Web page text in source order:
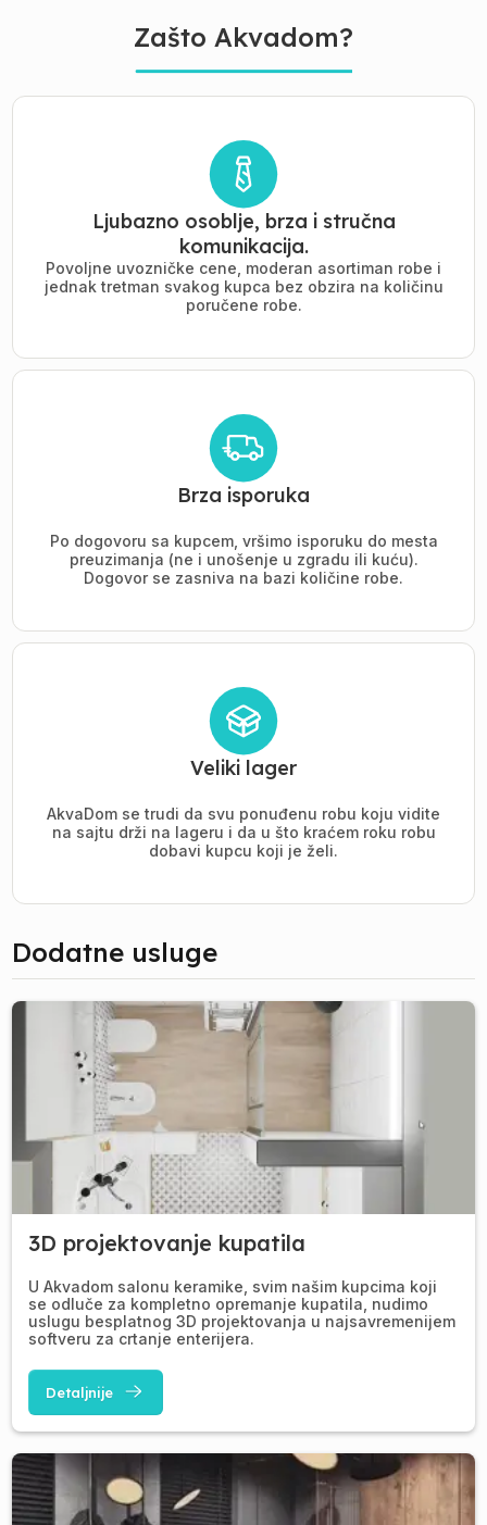
Zašto Akvadom?
Ljubazno osoblje, brza i stručna
komunikacija.
Povoljne uvozničke cene, moderan asortiman robe i
jednak tretman svakog kupca bez obzira na količinu
poručene robe.
Brza isporuka
Po dogovoru sa kupcem, vršimo isporuku do mesta
preuzimanja (ne i unošenje u zgradu ili kuću).
Dogovor se zasniva na bazi količine robe.
Veliki lager
AkvaDom se trudi da svu ponuđenu robu koju vidite
na sajtu drži na lageru i da u što kraćem roku robu
dobavi kupcu koji je želi.
Dodatne usluge
3D projektovanje kupatila
U Akvadom salonu keramike, svim našim kupcima koji
se odluče za kompletno opremanje kupatila, nudimo
uslugu besplatnog 3D projektovanja u najsavremenijem
softveru za crtanje enterijera.
Detaljnije